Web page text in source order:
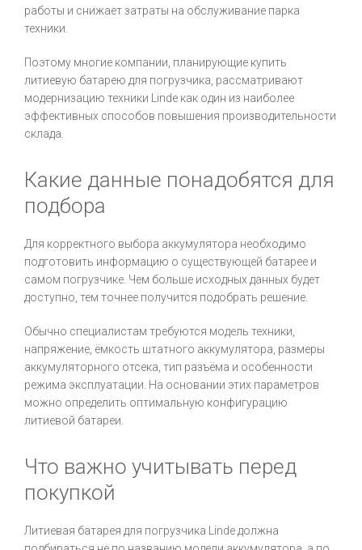
работы и снижает затраты на обслуживание парка
техники.
Поэтому многие компании, планирующие купить
литиевую батарею для погрузчика, рассматривают
модернизацию техники Linde как один из наиболее
эффективных способов повышения производительности
склада.
Какие данные понадобятся для
подбора
Для корректного выбора аккумулятора необходимо
подготовить информацию о существующей батарее и
самом погрузчике. Чем больше исходных данных будет
доступно, тем точнее получится подобрать решение.
Обычно специалистам требуются модель техники,
напряжение, ёмкость штатного аккумулятора, размеры
аккумуляторного отсека, тип разъёма и особенности
режима эксплуатации. На основании этих параметров
можно определить оптимальную конфигурацию
литиевой батареи.
Что важно учитывать перед
покупкой
Литиевая батарея для погрузчика Linde должна